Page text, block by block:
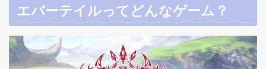
エバーテイルってどんなゲーム？